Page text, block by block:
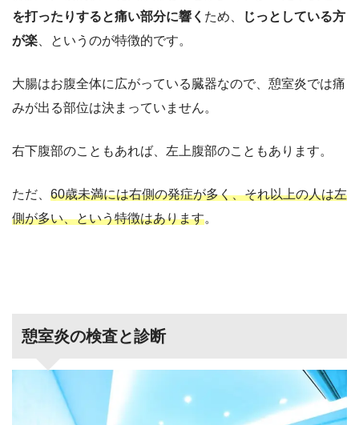
を打ったりすると痛い部分に響く ため、
じっとしている方
が楽 、というのが特徴的です。
大腸はお腹全体に広がっている臓器なので、憩室炎では痛
みが出る部位は決まっていません。
右下腹部のこともあれば、左上腹部のこともあります。
ただ、 60歳未満には右側の発症が多く、それ以上の人は左
側が多い、という特徴はあります。
憩室炎の検査と診断